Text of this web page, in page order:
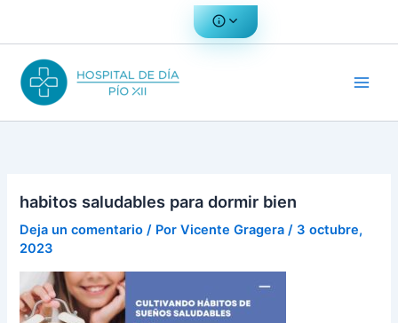
habitos saludables para dormir bien
Deja un comentario / PorVicente Gragera/ 3 octubre,
2023